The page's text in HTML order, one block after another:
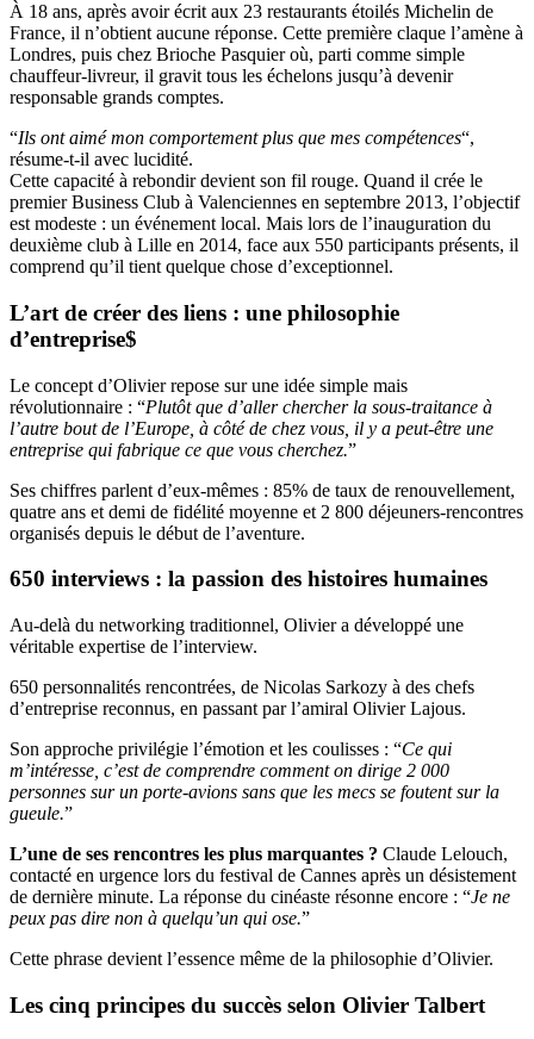
À 18 ans, après avoir écrit aux 23 restaurants étoilés Michelin de
France, il n’obtient aucune réponse. Cette première claque l’amène à
Londres, puis chez Brioche Pasquier où, parti comme simple
chauffeur-livreur, il gravit tous les échelons jusqu’à devenir
responsable grands comptes.
“Ils ont aimé mon comportement plus que mes compétences“,
résume-t-il avec lucidité.
Cette capacité à rebondir devient son fil rouge. Quand il crée le
premier Business Club à Valenciennes en septembre 2013, l’objectif
est modeste : un événement local. Mais lors de l’inauguration du
deuxième club à Lille en 2014, face aux 550 participants présents, il
comprend qu’il tient quelque chose d’exceptionnel.
L’art de créer des liens : une philosophie
d’entreprise$
Le concept d’Olivier repose sur une idée simple mais
révolutionnaire : “Plutôt que d’aller chercher la sous-traitance à
l’autre bout de l’Europe, à côté de chez vous, il y a peut-être une
entreprise qui fabrique ce que vous cherchez.”
Ses chiffres parlent d’eux-mêmes : 85% de taux de renouvellement,
quatre ans et demi de fidélité moyenne et 2 800 déjeuners-rencontres
organisés depuis le début de l’aventure.
650 interviews : la passion des histoires humaines
Au-delà du networking traditionnel, Olivier a développé une
véritable expertise de l’interview.
650 personnalités rencontrées, de Nicolas Sarkozy à des chefs
d’entreprise reconnus, en passant par l’amiral Olivier Lajous.
Son approche privilégie l’émotion et les coulisses : “Ce qui
m’intéresse, c’est de comprendre comment on dirige 2 000
personnes sur un porte-avions sans que les mecs se foutent sur la
gueule.”
L’une de ses rencontres les plus marquantes ? Claude Lelouch,
contacté en urgence lors du festival de Cannes après un désistement
de dernière minute. La réponse du cinéaste résonne encore : “Je ne
peux pas dire non à quelqu’un qui ose.”
Cette phrase devient l’essence même de la philosophie d’Olivier.
Les cinq principes du succès selon Olivier Talbert